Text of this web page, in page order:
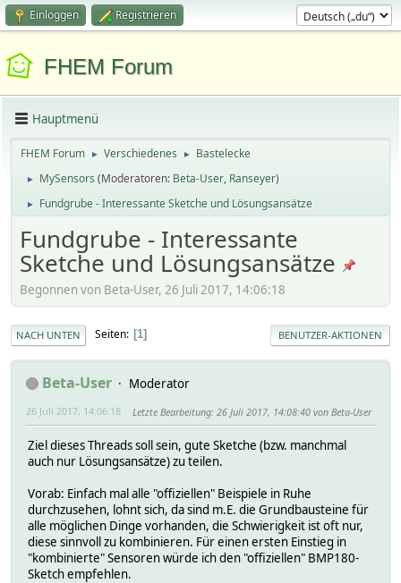
Einloggen Registrieren
FHEM Forum
Hauptmenü
FHEM Forum ► Verschiedenes ► Bastelecke
► MySensors(Moderatoren: Beta-User, Ranseyer)
► Fundgrube - Interessante Sketche und Lösungsansätze
Fundgrube - Interessante
Sketche und Lösungsansätze
Begonnen von Beta-User, 26 Juli 2017, 14:06:18
NACH UNTEN Seiten 1 BENUTZER-AKTIONEN
Beta-User Moderator
26 Juli 2017, 14:06:18 Letzte Bearbeitung: 26 Juli 2017, 14:08:40 von Beta-User
Ziel dieses Threads soll sein, gute Sketche (bzw. manchmal
auch nur Lösungsansätze) zu teilen.
Vorab: Einfach mal alle "offiziellen" Beispiele in Ruhe
durchzusehen, lohnt sich, da sind m.E. die Grundbausteine für
alle möglichen Dinge vorhanden, die Schwierigkeit ist oft nur,
diese sinnvoll zu kombinieren. Für einen ersten Einstieg in
"kombinierte" Sensoren würde ich den "offiziellen" BMP180-
Sketch empfehlen.